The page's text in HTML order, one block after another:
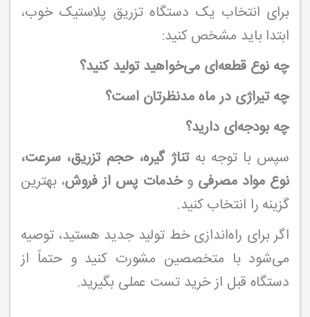
برای انتخاب یک دستگاه تزریق پلاستیک خوب،
ابتدا باید مشخص کنید:
چه نوع قطعه‌ای می‌خواهید تولید کنید؟
چه تیراژی در ماه مدنظرتان است؟
چه بودجه‌ای دارید؟
سپس با توجه بهتناژ گیره، حجم تزریق، سرعت،
نوع مواد مصرفی وخدمات پس از فروش، بهترین
گزینه را انتخاب کنید.
اگر برای راه‌اندازی خط تولید جدید هستید، توصیه
می‌شود با متخصصین مشورت کنید و حتماً از
دستگاه قبل از خرید تست عملی بگیرید.